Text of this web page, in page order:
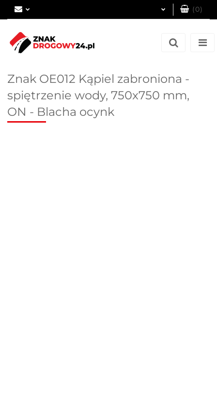
(0)
Znak OE012 Kąpiel zabroniona -
spiętrzenie wody, 750x750 mm,
ON - Blacha ocynk